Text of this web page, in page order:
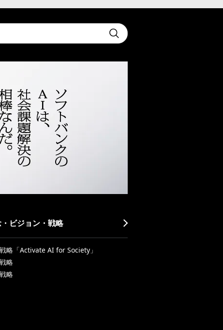
Submit
ビジョン・戦略
略「Activate AI for Society」
略
略